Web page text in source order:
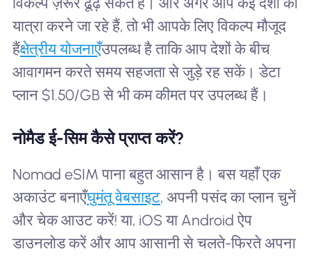
यात्रा करने जा रहे हैं, तो भी आपके लिए विकल्प मौजूद
हैंक्षेत्रीय योजनाएँउपलब्ध है ताकि आप देशों के बीच
आवागमन करते समय सहजता से जुड़े रह सकें। डेटा
प्लान $1.50/GB से भी कम कीमत पर उपलब्ध हैं।
नोमैड ई-सिम कैसे प्राप्त करें?
Nomad eSIM पाना बहुत आसान है। बस यहाँ एक
अकाउंट बनाएँघुमंतू वेबसाइट, अपनी पसंद का प्लान चुनें
और चेक आउट करें! या, iOS या Android ऐप
डाउनलोड करें और आप आसानी से चलते-फिरते अपना